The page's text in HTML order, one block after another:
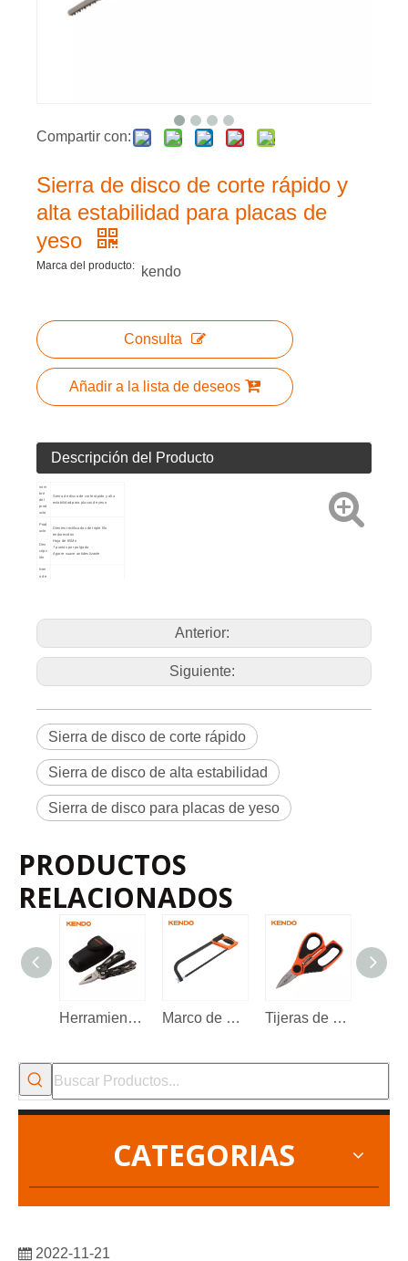
Compartir con:
Sierra de disco de corte rápido y
alta estabilidad para placas de
yeso
Marca del producto: kendo
Consulta
Añadir a la lista de deseos
Descripción del Producto
nom
bre
del
prod
ucto
Sierra de disco de corte rápido y alta
estabilidad para placas de yeso
Prod
ucto
Des
cripc
ión
Dientes rectificados de triple filo
endurecidos
Hoja de 65Mn
7 puntas por pulgada
Agarre suave antideslizante
Icon
o de
de
ucto
30432 12'
Anterior:
Siguiente:
Sierra de disco de corte rápido
Sierra de disco de alta estabilidad
Sierra de disco para placas de yeso
PRODUCTOS
RELACIONADOS
Herramienta multifunción 13 en 1 Marco de sierra para metales Tijeras de electricista
CATEGORIAS
2022-11-21